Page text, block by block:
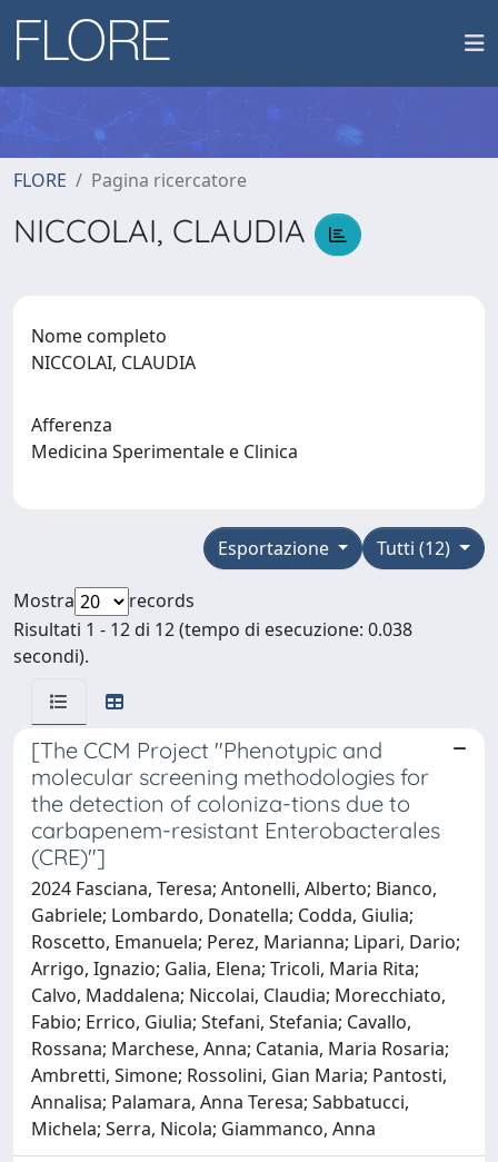
FLORE Pagina ricercatore
NICCOLAI, CLAUDIA
Nome completo
NICCOLAI, CLAUDIA
Afferenza
Medicina Sperimentale e Clinica
Tutti (12)
Esportazione
Mostra
records
Risultati 1 - 12 di 12 (tempo di esecuzione: 0.038
secondi).
[The CCM Project "Phenotypic and
molecular screening methodologies for
the detection of coloniza-tions due to
carbapenem-resistant Enterobacterales
(CRE)"]
2024 Fasciana, Teresa; Antonelli, Alberto; Bianco,
Gabriele; Lombardo, Donatella; Codda, Giulia;
Roscetto, Emanuela; Perez, Marianna; Lipari, Dario;
Arrigo, Ignazio; Galia, Elena; Tricoli, Maria Rita;
Calvo, Maddalena; Niccolai, Claudia; Morecchiato,
Fabio; Errico, Giulia; Stefani, Stefania; Cavallo,
Rossana; Marchese, Anna; Catania, Maria Rosaria;
Ambretti, Simone; Rossolini, Gian Maria; Pantosti,
Annalisa; Palamara, Anna Teresa; Sabbatucci,
Michela; Serra, Nicola; Giammanco, Anna